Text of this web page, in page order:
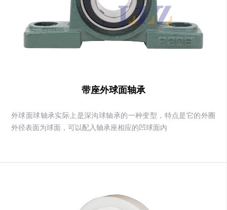
带座外球面轴承
外球面球轴承实际上是深沟球轴承的一种变型，特点是它的外圈
外径表面为球面，可以配入轴承座相应的凹球面内